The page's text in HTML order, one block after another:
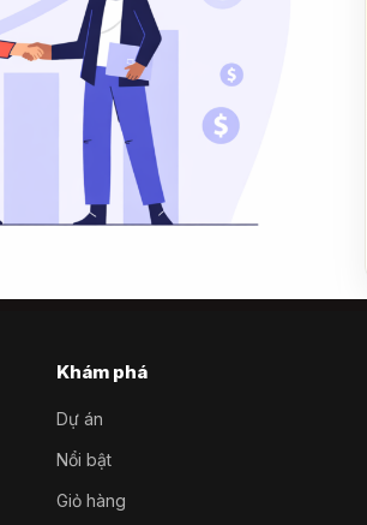
Khám phá
Dự án
Nổi bật
Giỏ hàng